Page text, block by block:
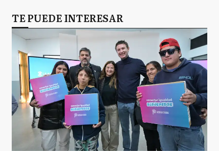
TE PUEDE INTERESAR